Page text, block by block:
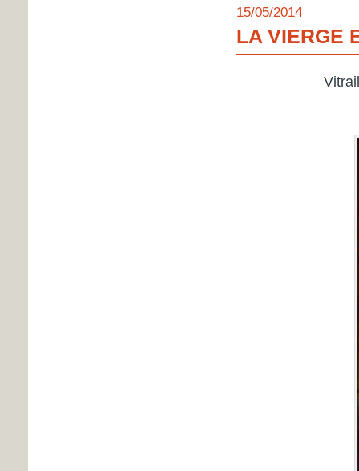
15/05/2014
LA VIERGE